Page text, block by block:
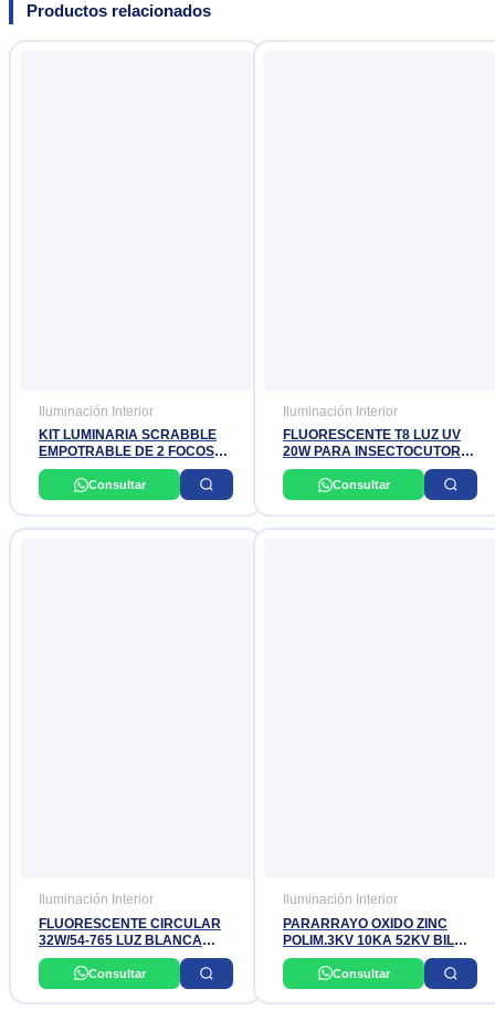
Productos relacionados
Iluminación Interior
KIT LUMINARIA SCRABBLE
EMPOTRABLE DE 2 FOCOS
LED PAR30 DE 9.5W 4000K
PHILIPSConsultar
Iluminación Interior
FLUORESCENTE T8 LUZ UV
20W PARA INSECTOCUTOR
60CM SIELED
Consultar
Iluminación Interior
FLUORESCENTE CIRCULAR
32W/54-765 LUZ BLANCA
PHILIPS
Consultar
Iluminación Interior
PARARRAYO OXIDO ZINC
POLIM.3KV 10KA 52KV BIL
CLASE1
Consultar